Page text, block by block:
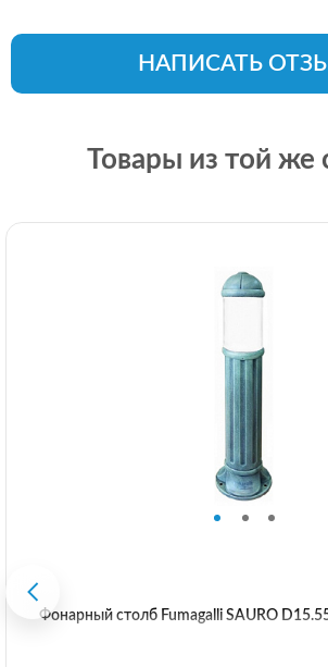
НАПИСАТЬ
Товары из той же
Фонарный столб Fumagalli SAURO